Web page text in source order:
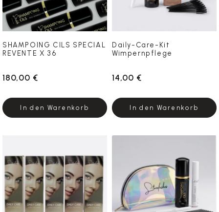
SHAMPOING CILS SPECIAL
REVENTE X 36
180,00 €
In den Warenkorb
Daily-Care-Kit
Wimpernpflege
14,00 €
In den Warenkorb